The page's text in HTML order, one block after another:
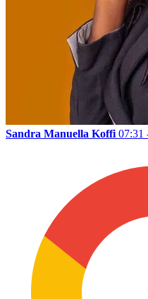
Sandra Manuella Koffi 07:31